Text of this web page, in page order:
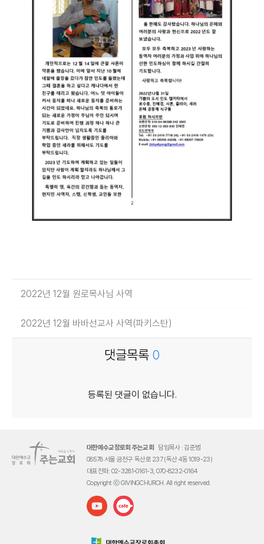
2022년 12월 원로목사님 사역
2022년 12월 바바선교사 사역(파키스탄)
댓글목록 0
등록된 댓글이 없습니다.
대한예수교장로회 주는교회
담임목사 : 김준범
08578 서울 금천구 독산로 237 (독산 4동 1019-23)
대표전화: 02-3281-0161-3, 070-8232-0164
Copyright ⓒ GIVINGCHURCH. All right reserved.